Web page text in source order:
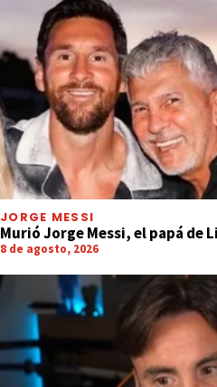
JORGE MESSI
Murió Jorge Messi, el papá de
8 de agosto, 2026